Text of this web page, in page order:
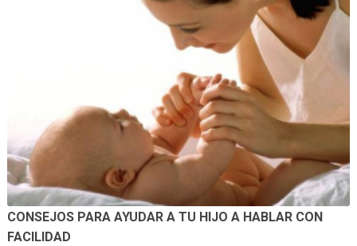
CONSEJOS PARA AYUDAR A TU HIJO A HABLAR CON
FACILIDAD